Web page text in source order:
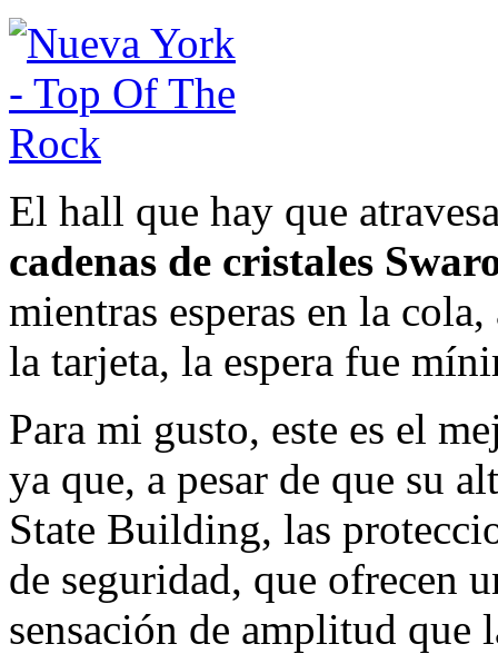
El hall que hay que
cadenas de cristales
mientras esperas en la
la tarjeta, la espera fue
Para mi gusto, este es el
ya que, a pesar de que su
State Building, las
de seguridad, que ofrecen
sensación de amplitud que